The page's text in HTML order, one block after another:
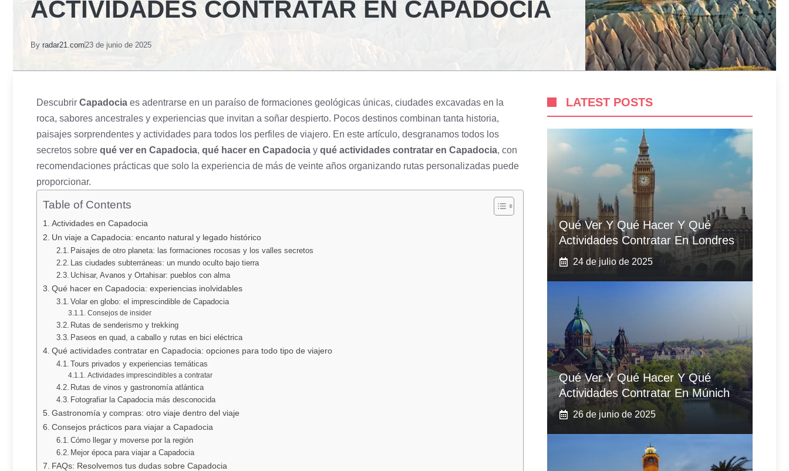
ACTIVIDADES CONTRATAR EN CAPADOCIA
By radar21.com23 de junio de 2025
Descubrir Capadocia es adentrarse en un paraíso de formaciones geológicas únicas, ciudades excavadas en la
roca, sabores ancestrales y experiencias que invitan a soñar despierto. Pocos destinos combinan tanta historia,
paisajes sorprendentes y actividades para todos los perfiles de viajero. En este artículo, desgranamos todos los
secretos sobre qué ver en Capadocia, qué hacer en Capadocia y qué actividades contratar en Capadocia, con
recomendaciones prácticas que solo la experiencia de más de veinte años organizando rutas personalizadas puede
proporcionar.
Table of Contents
Actividades en Capadocia
Un viaje a Capadocia: encanto natural y legado histórico
Paisajes de otro planeta: las formaciones rocosas y los valles secretos
Las ciudades subterráneas: un mundo oculto bajo tierra
Uchisar, Avanos y Ortahisar: pueblos con alma
Qué hacer en Capadocia: experiencias inolvidables
Volar en globo: el imprescindible de Capadocia
Consejos de insider
Rutas de senderismo y trekking
Paseos en quad, a caballo y rutas en bici eléctrica
Qué actividades contratar en Capadocia: opciones para todo tipo de viajero
Tours privados y experiencias temáticas
Actividades imprescindibles a contratar
Rutas de vinos y gastronomía atlántica
Fotografiar la Capadocia más desconocida
Gastronomía y compras: otro viaje dentro del viaje
Consejos prácticos para viajar a Capadocia
Cómo llegar y moverse por la región
Mejor época para viajar a Capadocia
FAQs: Resolvemos tus dudas sobre Capadocia
LATEST POSTS
Qué Ver Y Qué Hacer Y Qué
Actividades Contratar En Londres
24 de julio de 2025
Qué Ver Y Qué Hacer Y Qué
Actividades Contratar En Múnich
26 de junio de 2025